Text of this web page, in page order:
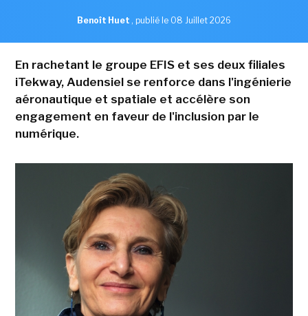
Benoît Huet , publié le 08 Juillet 2026
En rachetant le groupe EFIS et ses deux filiales
iTekway, Audensiel se renforce dans l'ingénierie
aéronautique et spatiale et accélère son
engagement en faveur de l'inclusion par le
numérique.